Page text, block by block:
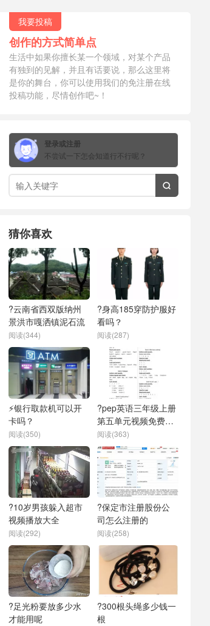
我要投稿
创作的方式简单点
生活中如果你擅长某一个领域，对某个产品
有独到的见解，并且有话要说，那么这里将
是你的舞台，你可以使用我们的免注册在线
投稿功能，尽情创作吧~！
登录或注册
不尝试一下怎会知道行不行呢？

猜你喜欢
?云南省西双版纳州
景洪市嘎洒镇泥石流
阅读(344)
?身高185穿防护服好
看吗？
阅读(287)
⚡银行取款机可以开
卡吗？
阅读(350)
?pep英语三年级上册
第五单元视频免费下
载
阅读(363)
?10岁男孩躲入超市
视频播放大全
阅读(292)
?保定市注册股份公
司怎么注册的
阅读(258)
?足光粉要放多少水
才能用呢
?300根头绳多少钱一
根